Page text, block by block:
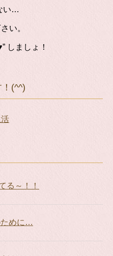
い…
い。
しましょ！
(^^)
～！！
めに…